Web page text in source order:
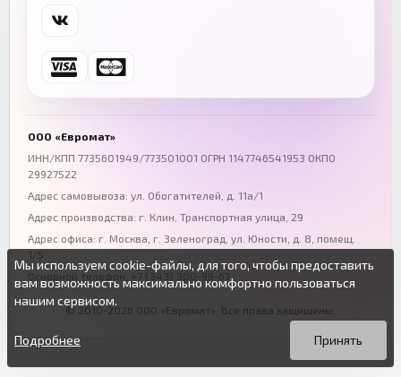
Ростов-на-Дону
+7 (863) 333-50-75
Волгоград
+7 (844) 261-36-12
Омск
ООО «Евромат»
ИНН/КПП 7735601949/773501001 ОГРН 1147746541953 ОКПО
29927522
Адрес самовывоза: ул. Обогатителей, д. 11а/1
Адрес производства: г. Клин, Транспортная улица, 29
Адрес офиса: г. Москва, г. Зеленоград ул. Юности, д. 8, помещ.
1/5
Основной телефон:
+7 (343) 300-99-67
© 2010-2026 ООО «Евромат». Все права защищены.
Мы используем cookie-файлы, для того, чтобы предоставить
вам возможность максимально комфортно пользоваться
нашим сервисом.
Вы можете подробнее прочитать о cookie-файлах в открытых
источниках или изменить настройки своего браузера.
Продолжая пользоваться данным сайтом без изменения
настроек вы даете согласие на использование ваших cookie-
Принять
Подробнее